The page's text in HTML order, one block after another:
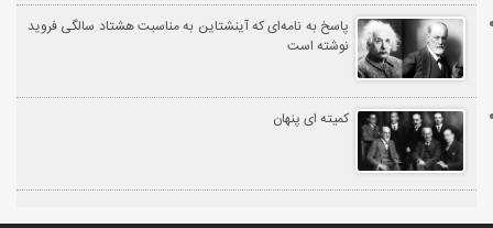
پاسخ به نامه‌ای که آینشتاین به مناسبت هشتاد سالگی فروید
نوشته است
کمیته ای پنهان